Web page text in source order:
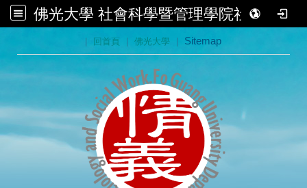
佛光大學 社會科學暨管理學院社會學系
| 回首頁 | 佛光大學 | Sitemap